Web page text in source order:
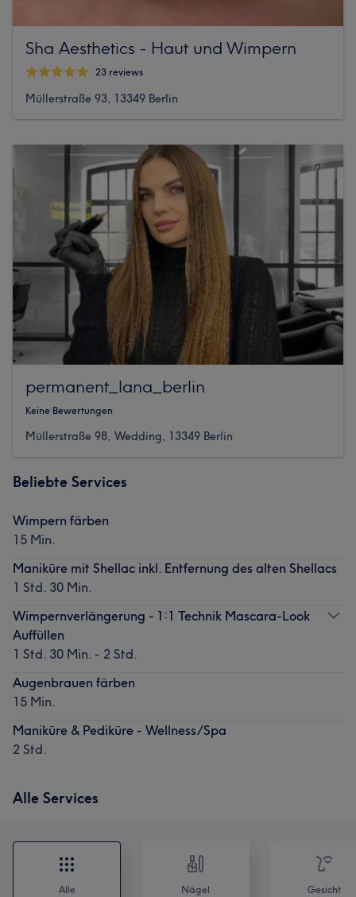
Sha Aesthetics - Haut und Wimpern
23 reviews
Müllerstraße 93, 13349 Berlin
permanent_lana_berlin
Keine Bewertungen
Müllerstraße 98, Wedding, 13349 Berlin
Beliebte Services
Wimpern färben
15 Min.
Maniküre mit Shellac inkl. Entfernung des alten Shellacs
1 Std. 30 Min.
Wimpernverlängerung - 1:1 Technik Mascara-Look
Auffüllen
1 Std. 30 Min. - 2 Std.
Augenbrauen färben
15 Min.
Maniküre & Pediküre - Wellness/Spa
2 Std.
Alle Services
Alle Nägel Gesicht